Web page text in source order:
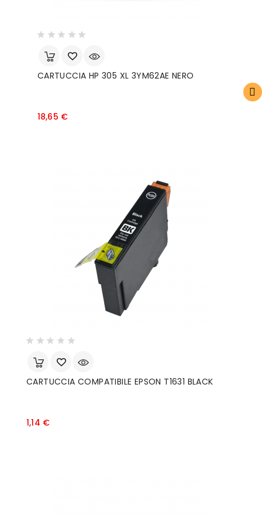
CARTUCCIA HP 305 XL 3YM62AE NERO
18,65 €Prezzo
CARTUCCIA COMPATIBILE EPSON T1631 BLACK
1,14 €Prezzo